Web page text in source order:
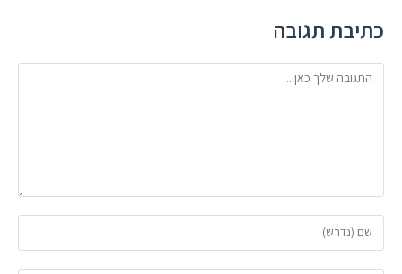
כתיבת תגובה